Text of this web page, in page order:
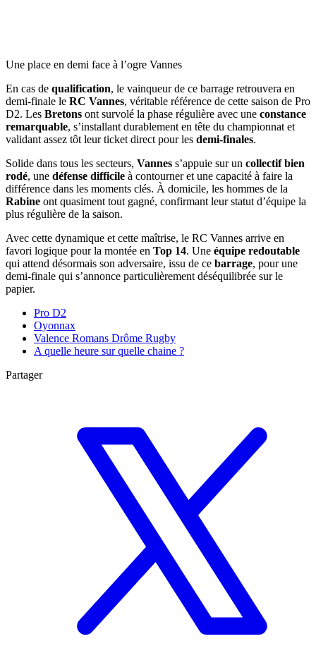
Une place en demi face à l’ogre Vannes
En cas de qualification, le vainqueur de ce barrage retrouvera en
demi-finale le RC Vannes, véritable référence de cette saison de Pro
D2. Les Bretons ont survolé la phase régulière avec une constance
remarquable, s’installant durablement en tête du championnat et
validant assez tôt leur ticket direct pour les demi-finales.
Solide dans tous les secteurs, Vannes s’appuie sur un collectif bien
rodé, une défense difficile à contourner et une capacité à faire la
différence dans les moments clés. À domicile, les hommes de la
Rabine ont quasiment tout gagné, confirmant leur statut d’équipe la
plus régulière de la saison.
Avec cette dynamique et cette maîtrise, le RC Vannes arrive en
favori logique pour la montée en Top 14. Une équipe redoutable
qui attend désormais son adversaire, issu de ce barrage, pour une
demi-finale qui s’annonce particulièrement déséquilibrée sur le
papier.
Pro D2
Oyonnax
Valence Romans Drôme Rugby
A quelle heure sur quelle chaine ?
Partager